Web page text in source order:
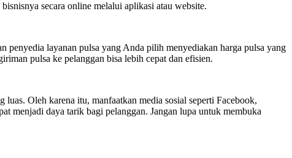
secara online melalui aplikasi atau website.
penyedia layanan pulsa yang Anda pilih menyediakan harga pulsa yang
pulsa ke pelanggan bisa lebih cepat dan efisien.
Oleh karena itu, manfaatkan media sosial seperti Facebook,
menjadi daya tarik bagi pelanggan. Jangan lupa untuk membuka